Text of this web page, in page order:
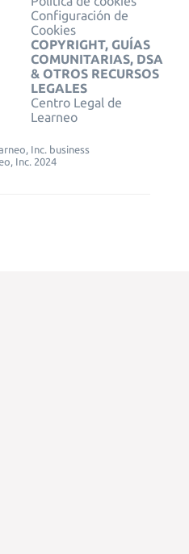
Configuración de
Cookies
COPYRIGHT, GUÍAS
COMUNITARIAS, DSA
& OTROS RECURSOS
LEGALES
Centro Legal de
Learneo
Inc. business
Inc. 2024